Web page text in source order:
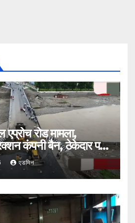
रोड मामला,
कंपनी बैन, ठेकेदार पर
एडमिन